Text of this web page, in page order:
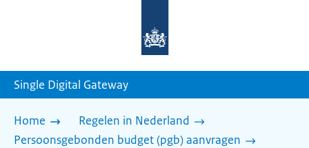
homepage
Single Digital Gateway
Home
Regelen in Nederland
Persoonsgebonden budget (pgb) aanvragen